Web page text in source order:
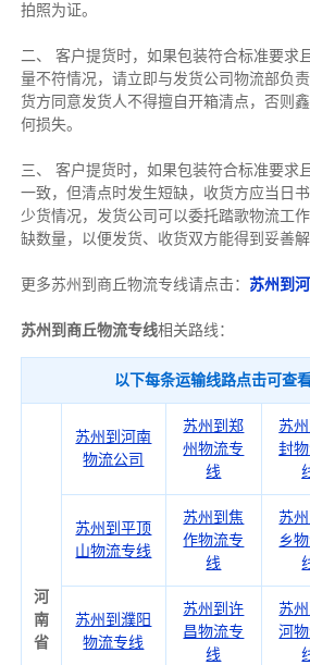
拍照为证。
二、 客户提货时，如果包装符合标准要求
量不符情况，请立即与发货公司物流部负
货方同意发货人不得擅自开箱清点，否则
何损失。
三、 客户提货时，如果包装符合标准要求
一致，但清点时发生短缺，收货方应当日
少货情况，发货公司可以委托踏歌物流工
缺数量，以便发货、收货双方能得到妥善解
更多苏州到商丘物流专线请点击： 苏州到
苏州到商丘物流专线相关路线：
以下每条运输线路点击可查
河
南
省
苏州到河南
物流公司
苏州到郑
州物流专
线
苏
封
苏州到平顶
山物流专线
苏州到焦
作物流专
线
苏
乡
苏州到濮阳
物流专线
苏州到许
昌物流专
线
苏
河